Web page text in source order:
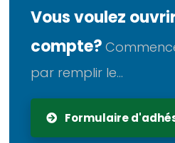
Vous voulez
compte?
par remplir le...
Formulaire